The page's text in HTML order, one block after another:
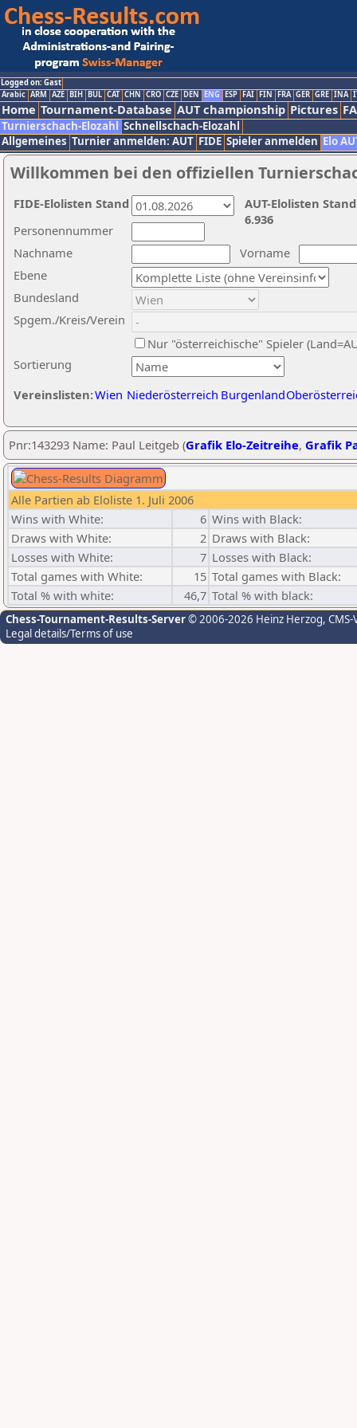
Logged on: Gast
Arabic ARM AZE BIH BUL CAT CHN CRO CZE DEN ENG ESP FAI FIN FRA GER GRE INA
Home Tournament-Database AUT championship Pictures
Turnierschach-Elozahl Schnellschach-Elozahl
Allgemeines Turnier anmelden: AUT FIDE Spieler anmelden Elo
Willkommen bei den offiziellen
Nachname
Vorname
Ebene
Sortierung
Personennummer
Bundesland
Spgem./Kreis/Verein
Nur "österreichische" Spieler
Vereinslisten:Wien Niederösterreich Burgenland
AUT-Elolisten
6.936
FIDE-Elolisten Stand
Pnr:143293 Name: Paul Leitgeb (Grafik Elo-Zeitreihe, Grafik
Alle Partien ab Eloliste 1. Juli 2006
Wins with White:
6 Wins with Black:
Draws with White:
2 Draws with Black:
Losses with White:
7 Losses with Black:
Total games with White:
15 Total games with Black:
Total % with white:
46,7 Total % with black:
Chess-Tournament-Results-Server© 2006-2026 Heinz Herzog,
Legal details/Terms of use